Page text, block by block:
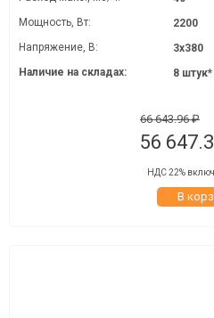
Мощность, Вт:
2200
Напряжение, В:
3х380
Наличие на складах:
8 штук*
66 643.96 ₽
56
НДС 22%
В